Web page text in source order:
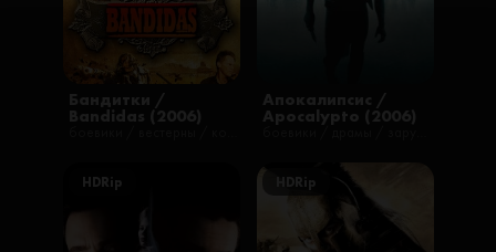
Бандитки /
Bandidas (2006)
Апокалипсис /
Apocalypto (2006)
HDRip HDRip